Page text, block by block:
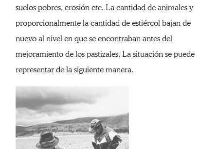
suelos pobres, erosión etc. La cantidad de animales y
proporcionalmente la cantidad de estiércol bajan de
nuevo al nivel en que se encontraban antes del
mejoramiento de los pastizales. La situación se puede
representar de la siguiente manera.